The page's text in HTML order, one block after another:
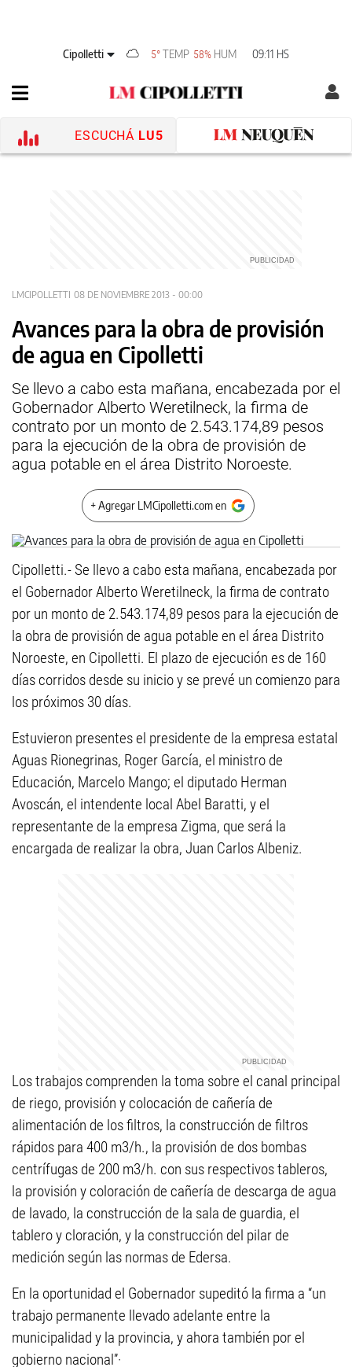
Cipolletti 5°TEMP 58% HUM 09:11 HS
ESCUCHÁ LU5
LMCIPOLLETTI 08 DE NOVIEMBRE 2013 - 00:00
Avances para la obra de provisión
de agua en Cipolletti
Se llevo a cabo esta mañana, encabezada por el
Gobernador Alberto Weretilneck, la firma de
contrato por un monto de 2.543.174,89 pesos
para la ejecución de la obra de provisión de
agua potable en el área Distrito Noroeste.
+ Agregar LMCipolletti.com en
Cipolletti.- Se llevo a cabo esta mañana, encabezada por
el Gobernador Alberto Weretilneck, la firma de contrato
por un monto de 2.543.174,89 pesos para la ejecución de
la obra de provisión de agua potable en el área Distrito
Noroeste, en Cipolletti. El plazo de ejecución es de 160
días corridos desde su inicio y se prevé un comienzo para
los próximos 30 días.
Estuvieron presentes el presidente de la empresa estatal
Aguas Rionegrinas, Roger García, el ministro de
Educación, Marcelo Mango; el diputado Herman
Avoscán, el intendente local Abel Baratti, y el
representante de la empresa Zigma, que será la
encargada de realizar la obra, Juan Carlos Albeniz.
Los trabajos comprenden la toma sobre el canal principal
de riego, provisión y colocación de cañería de
alimentación de los filtros, la construcción de filtros
rápidos para 400 m3/h., la provisión de dos bombas
centrífugas de 200 m3/h. con sus respectivos tableros,
la provisión y coloración de cañería de descarga de agua
de lavado, la construcción de la sala de guardia, el
tablero y cloración, y la construcción del pilar de
medición según las normas de Edersa.
En la oportunidad el Gobernador supeditó la firma a “un
trabajo permanente llevado adelante entre la
municipalidad y la provincia, y ahora también por el
gobierno nacional”·